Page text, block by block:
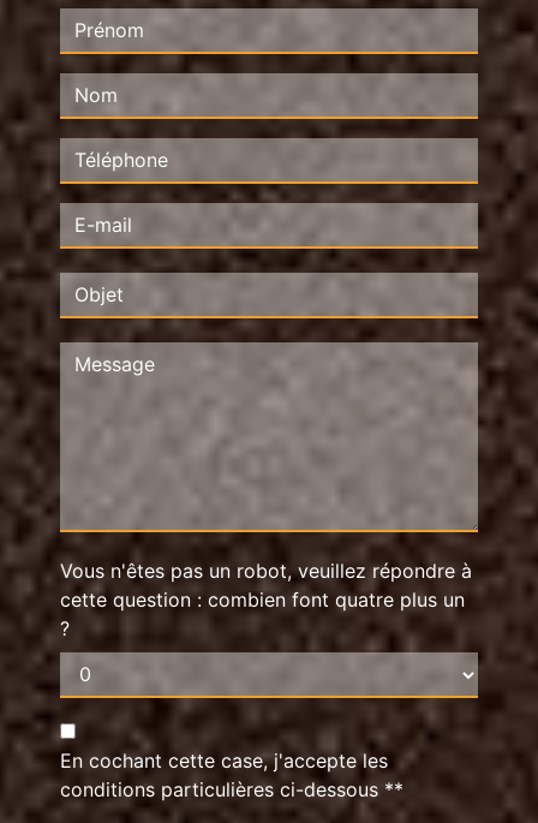
Vous n'êtes pas un robot, veuillez répondre à
cette question : combien font quatre plus un
?
En cochant cette case, j'accepte les
conditions particulières ci-dessous **